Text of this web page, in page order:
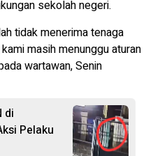
sekolah negeri.
tidak menerima tenaga
masih menunggu aturan
wartawan, Senin
di
Pelaku